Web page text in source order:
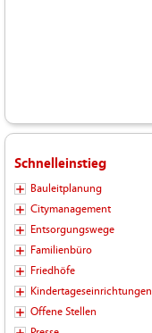
Schnelleinstieg
Bauleitplanung
Citymanagement
Entsorgungswege
Familienbüro
Friedhöfe
Kindertageseinrichtungen
Offene Stellen